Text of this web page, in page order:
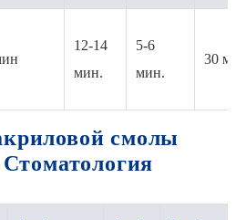
12-14
мин.
5-6
мин.
30
смолы